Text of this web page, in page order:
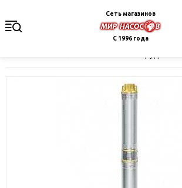
Сеть магазинов
С 1996 года